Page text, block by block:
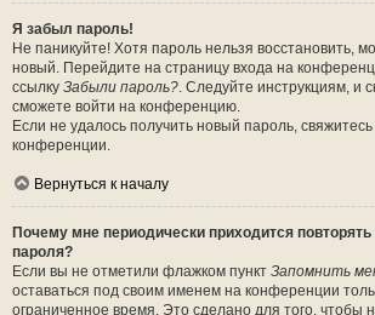
Я забыл пароль!
Не паникуйте! Хотя пароль нельзя восстановить,
новый. Перейдите на страницу входа на
ссылку Забыли пароль?. Следуйте инструкциям, и
сможете войти на конференцию.
Если не удалось получить новый пароль,
конференции.
Вернуться к началу
Почему мне периодически приходится
пароля?
Если вы не отметили флажком пункт Запомнить
оставаться под своим именем на конференции
ограниченное время. Это сделано для того, чтобы